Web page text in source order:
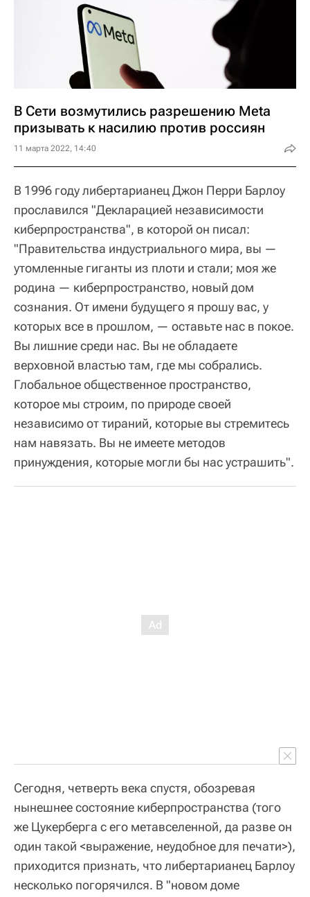
В Сети возмутились разрешению Meta
призывать к насилию против россиян
11 марта 2022, 14:40
В 1996 году либертарианец Джон Перри Барлоу
прославился "Декларацией независимости
киберпространства", в которой он писал:
"Правительства индустриального мира, вы —
утомленные гиганты из плоти и стали; моя же
родина — киберпространство, новый дом
сознания. От имени будущего я прошу вас, у
которых все в прошлом, — оставьте нас в покое.
Вы лишние среди нас. Вы не обладаете
верховной властью там, где мы собрались.
Глобальное общественное пространство,
которое мы строим, по природе своей
независимо от тираний, которые вы стремитесь
нам навязать. Вы не имеете методов
принуждения, которые могли бы нас устрашить".
Сегодня, четверть века спустя, обозревая
нынешнее состояние киберпространства (того
же Цукерберга с его метавселенной, да разве он
один такой <выражение, неудобное для печати>),
приходится признать, что либертарианец Барлоу
несколько погорячился. В "новом доме